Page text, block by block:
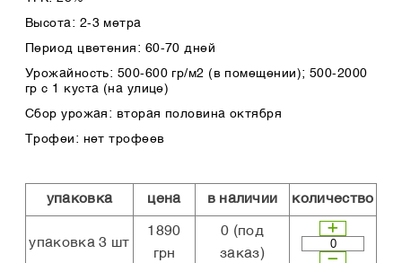
Высота: 2-3 метра
Период цветения: 60-70 дней
Урожайность: 500-600 гр/м2 (в помещении); 500-2000
гр с 1 куста (на улице)
Сбор урожая: вторая половина октября
Трофеи: нет трофеев
упаковка цена в наличии количество
упаковка 3 шт
1890
грн
0 (под
заказ)